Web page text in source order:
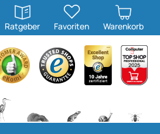
Ratgeber
öffnen
Favoriten Warenkorb